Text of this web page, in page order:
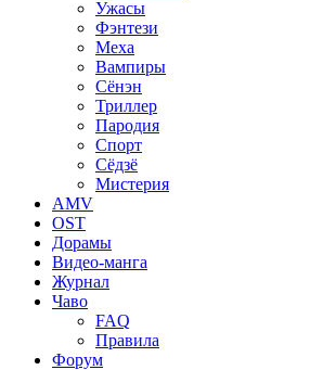
Ужасы
Фэнтези
Меха
Вампиры
Сёнэн
Триллер
Пародия
Спорт
Сёдзё
Мистерия
AMV
OST
Дорамы
Видео-манга
Журнал
Чаво
FAQ
Правила
Форум